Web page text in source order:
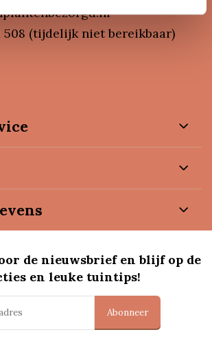
508 (tijdelijk niet bereikbaar)
de nieuwsbrief en blijf op de
en leuke tuintips!
Abonneer